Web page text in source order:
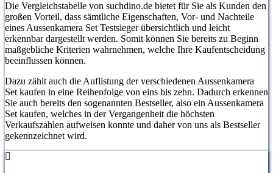
Die Vergleichstabelle von suchdino.de bietet für Sie als Kunden den
großen Vorteil, dass sämtliche Eigenschaften, Vor- und Nachteile
eines Aussenkamera Set Testsieger übersichtlich und leicht
erkennbar dargestellt werden. Somit können Sie bereits zu Beginn
maßgebliche Kriterien wahrnehmen, welche Ihre Kaufentscheidung
beeinflussen können.
Dazu zählt auch die Auflistung der verschiedenen Aussenkamera
Set kaufen in eine Reihenfolge von eins bis zehn. Dadurch erkennen
Sie auch bereits den sogenannten Bestseller, also ein Aussenkamera
Set kaufen, welches in der Vergangenheit die höchsten
Verkaufszahlen aufweisen konnte und daher von uns als Bestseller
gekennzeichnet wird.